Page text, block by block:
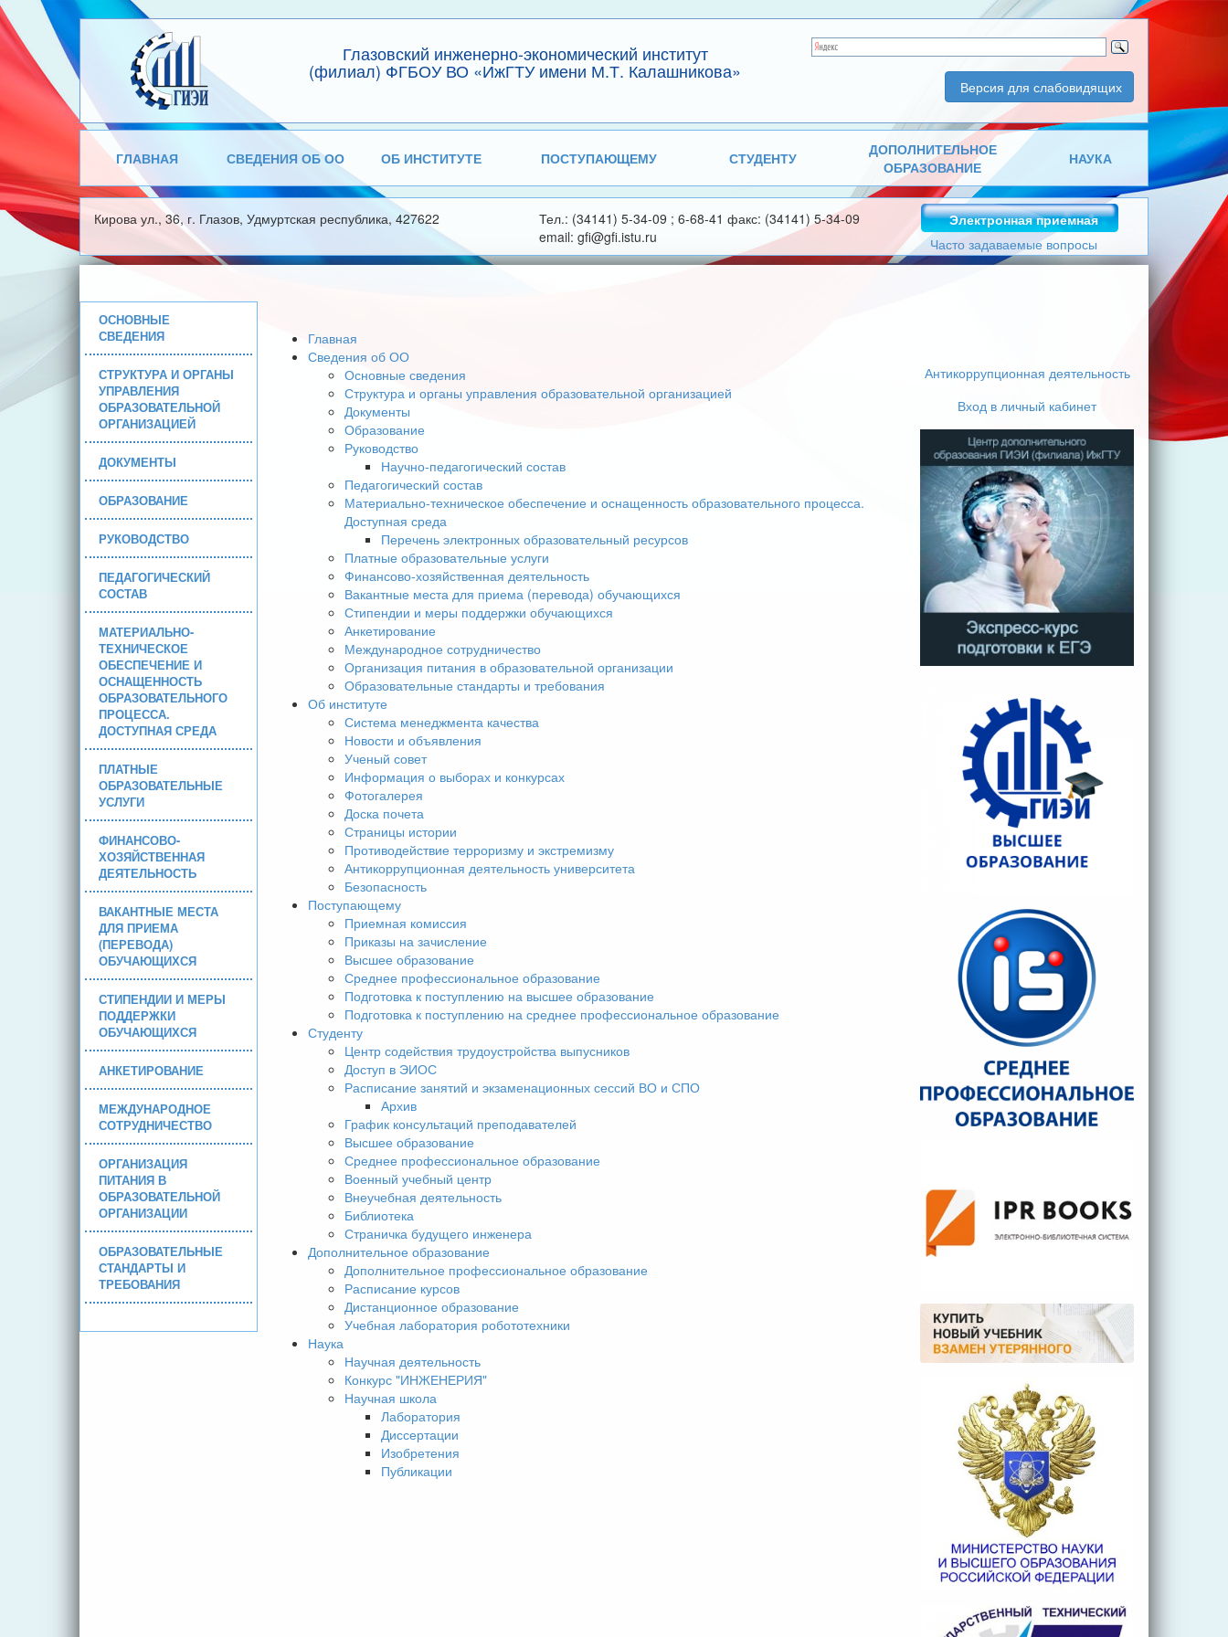
Глазовский инженерно-экономический институт
(филиал) ФГБОУ ВО «ИжГТУ имени М.Т. Калашникова»
Версия для слабовидящих
ГЛАВНАЯ СВЕДЕНИЯ ОБ ОО ОБ ИНСТИТУТЕ ПОСТУПАЮЩЕМУ СТУДЕНТУ
ДОПОЛНИТЕЛЬНОЕ
ОБРАЗОВАНИЕ
НАУКА
Кирова ул., 36, г. Глазов, Удмуртская республика, 427622
Тел.: (34141) 5-34-09 ; 6-68-41 факс: (34141) 5-34-09
email: gfi@gfi.istu.ru
Электронная приемная
Часто задаваемые вопросы
ОСНОВНЫЕ
СВЕДЕНИЯ
СТРУКТУРА И ОРГАНЫ
УПРАВЛЕНИЯ
ОБРАЗОВАТЕЛЬНОЙ
ОРГАНИЗАЦИЕЙ
ДОКУМЕНТЫ
ОБРАЗОВАНИЕ
РУКОВОДСТВО
ПЕДАГОГИЧЕСКИЙ
СОСТАВ
МАТЕРИАЛЬНО-
ТЕХНИЧЕСКОЕ
ОБЕСПЕЧЕНИЕ И
ОСНАЩЕННОСТЬ
ОБРАЗОВАТЕЛЬНОГО
ПРОЦЕССА.
ДОСТУПНАЯ СРЕДА
ПЛАТНЫЕ
ОБРАЗОВАТЕЛЬНЫЕ
УСЛУГИ
ФИНАНСОВО-
ХОЗЯЙСТВЕННАЯ
ДЕЯТЕЛЬНОСТЬ
ВАКАНТНЫЕ МЕСТА
ДЛЯ ПРИЕМА
(ПЕРЕВОДА)
ОБУЧАЮЩИХСЯ
СТИПЕНДИИ И МЕРЫ
ПОДДЕРЖКИ
ОБУЧАЮЩИХСЯ
АНКЕТИРОВАНИЕ
МЕЖДУНАРОДНОЕ
СОТРУДНИЧЕСТВО
ОРГАНИЗАЦИЯ
ПИТАНИЯ В
ОБРАЗОВАТЕЛЬНОЙ
ОРГАНИЗАЦИИ
ОБРАЗОВАТЕЛЬНЫЕ
СТАНДАРТЫ И
ТРЕБОВАНИЯ
Главная
Сведения об ОО
Основные сведения
Структура и органы управления образовательной организацией
Документы
Образование
Руководство
Научно-педагогический состав
Педагогический состав
Материально-техническое обеспечение и оснащенность образовательного процесса.
Доступная среда
Перечень электронных образовательный ресурсов
Платные образовательные услуги
Финансово-хозяйственная деятельность
Вакантные места для приема (перевода) обучающихся
Стипендии и меры поддержки обучающихся
Анкетирование
Международное сотрудничество
Организация питания в образовательной организации
Образовательные стандарты и требования
Об институте
Система менеджмента качества
Новости и объявления
Ученый совет
Информация о выборах и конкурсах
Фотогалерея
Доска почета
Страницы истории
Противодействие терроризму и экстремизму
Антикоррупционная деятельность университета
Безопасность
Поступающему
Приемная комиссия
Приказы на зачисление
Высшее образование
Среднее профессиональное образование
Подготовка к поступлению на высшее образование
Подготовка к поступлению на среднее профессиональное образование
Студенту
Центр содействия трудоустройства выпусников
Доступ в ЭИОС
Расписание занятий и экзаменационных сессий ВО и СПО
Архив
График консультаций преподавателей
Высшее образование
Среднее профессиональное образование
Военный учебный центр
Внеучебная деятельность
Библиотека
Страничка будущего инженера
Дополнительное образование
Дополнительное профессиональное образование
Расписание курсов
Дистанционное образование
Учебная лаборатория робототехники
Наука
Научная деятельность
Конкурс "ИНЖЕНЕРИЯ"
Научная школа
Лаборатория
Диссертации
Изобретения
Публикации
Антикоррупционная деятельность
Вход в личный кабинет